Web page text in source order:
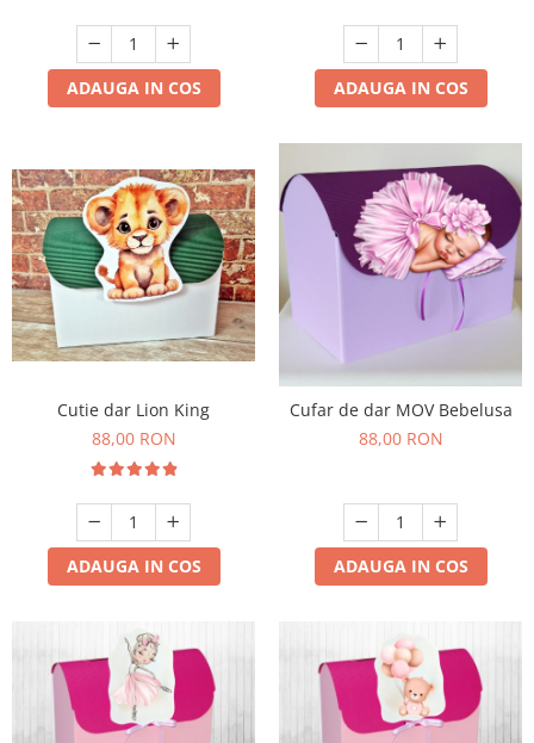
ADAUGA IN COS ADAUGA IN COS
Cutie dar Lion King
88,00 RON
ADAUGA IN COS
Cufar de dar MOV Bebelusa
88,00 RON
ADAUGA IN COS